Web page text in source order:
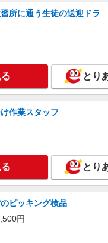
甲斐市内 ≪車通勤OK≫
詳
2099655
イサービス看護STAFF｜面
要！ブランクOK◎
時給2000円〜2500円＜交通
詳細
2093255
甲斐市＞病院の看護助手＊
所に通う生徒の送迎ドラ
とり
作業スタッフ
とり
ピッキング検品
円